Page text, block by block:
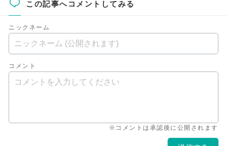
この記事へコメントしてみる
ニックネーム
コメント
※コメントは承認後に公開されます